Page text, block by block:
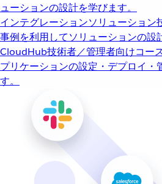
ューションの設計を学びます。
インテグレーションソリューション
事例を利用してソリューションの設
CloudHub技術者／管理者向けコー
プリケーションの設定・デプロイ・
す。